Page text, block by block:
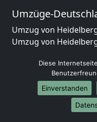
Umzüge-
Umzug von
Umzug von
Umzug von
Umzug von
Umzug von
Umzug von
Umzug von
Diese
Einverstanden